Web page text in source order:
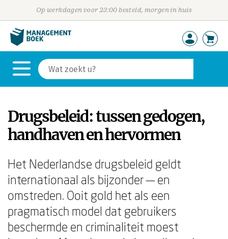
Op werkdagen voor 23:00 besteld, morgen in huis
Drugsbeleid: tussen gedogen,
handhaven en hervormen
Het Nederlandse drugsbeleid geldt
internationaal als bijzonder — en
omstreden. Ooit gold het als een
pragmatisch model dat gebruikers
beschermde en criminaliteit moest